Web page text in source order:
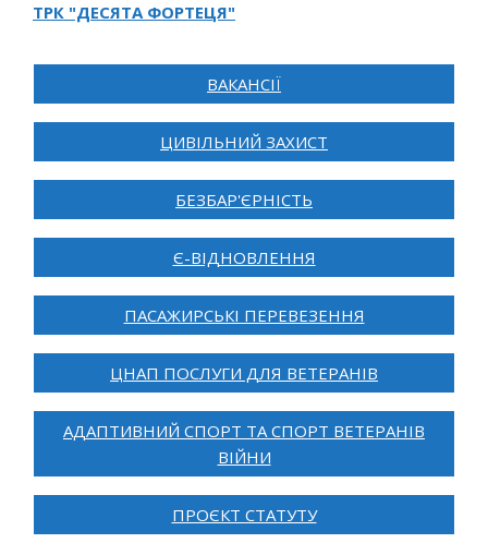
ТРК "ДЕСЯТА ФОРТЕЦЯ"
ВАКАНСІЇ
ЦИВІЛЬНИЙ ЗАХИСТ
БЕЗБАР'ЄРНІСТЬ
Є-ВІДНОВЛЕННЯ
ПАСАЖИРСЬКІ ПЕРЕВЕЗЕННЯ
ЦНАП ПОСЛУГИ ДЛЯ ВЕТЕРАНІВ
АДАПТИВНИЙ СПОРТ ТА СПОРТ ВЕТЕРАНІВ
ВІЙНИ
ПРОЄКТ СТАТУТУ